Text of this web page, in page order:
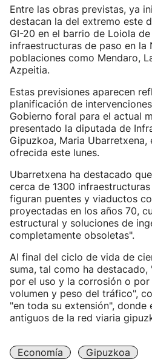
Entre las obras previstas, ya
destacan la del extremo este
GI-20 en el barrio de Loiola
infraestructuras de paso en la
poblaciones como Mendaro,
Azpeitia.
Estas previsiones aparecen
planificación de
Gobierno foral para el actual
presentado la diputada de
Gipuzkoa, Maria Ubarretxena,
ofrecida este lunes.
Ubarretxena ha destacado
cerca de 1300
figuran puentes y viaductos
proyectadas en los años 70,
estructural y soluciones de
completamente obsoletas".
Al final del ciclo de vida de
suma, tal como ha
por el uso y la corrosión o por
volumen y peso del tráfico",
"en toda su extensión", donde
antiguos de la red viaria
Economía
Gipuzkoa